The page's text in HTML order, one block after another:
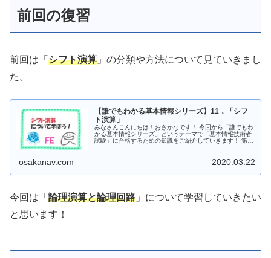
前回の復習
前回は「 シフト演算 」の分類や方法について見ていきまし
た。
【誰でもわかる基本情報シリーズ】11．「シフ
ト演算」
みなさんこんにちは！おさかなです！ 今回から「誰でもわ
かる基本情報シリーズ」というテーマで「基本情報技術者
試験」に合格するための知識をご紹介していきます！ 第11
osakanav.com 2020.03.22
今回は「 論理演算と論理回路 」について学習していきたい
と思います！